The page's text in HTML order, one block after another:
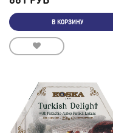
В КОРЗИНУ